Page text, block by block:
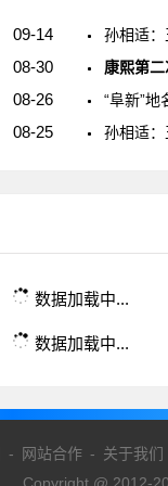
09-14 孙相适
08-30 康熙第
08-26 “阜新”地
08-25 孙相适
数据加载中...
数据加载中...
- 网站合作- 关于我们